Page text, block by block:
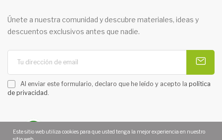
Únete a nuestra comunidad y descubre materiales, ideas y
descuentos exclusivos antes que nadie.
Al enviar este formulario, declaro que he leído y acepto la política
de privacidad
Este sitio web utiliza cookies para que usted tenga la mejor experiencia en nuestro